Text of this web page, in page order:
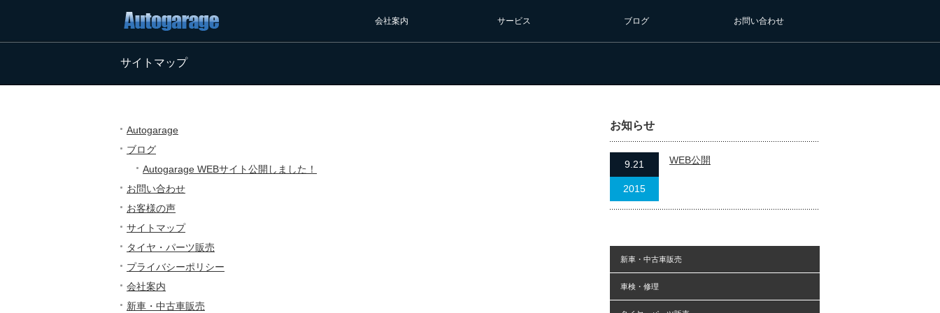
会社案内 サービス ブログ お問い合わせ
サイトマップ
Autogarage
ブログ
Autogarage WEBサイト公開しました！
お問い合わせ
お客様の声
サイトマップ
タイヤ・パーツ販売
プライバシーポリシー
会社案内
新車・中古車販売
お知らせ
9.21
2015
WEB公開
新車・中古車販売
車検・修理